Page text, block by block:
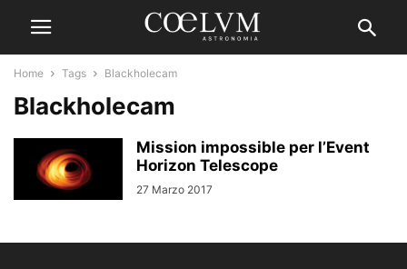
Home Tags Blackholecam
Blackholecam
Mission impossible per l’Event
Horizon Telescope
27 Marzo 2017